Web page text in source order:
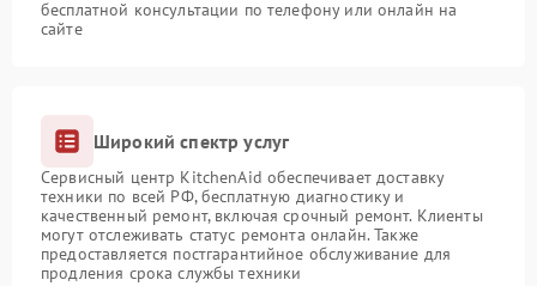
бесплатной консультации по телефону или онлайн на
сайте
Широкий спектр услуг
Сервисный центр KitchenAid обеспечивает доставку
техники по всей РФ, бесплатную диагностику и
качественный ремонт, включая срочный ремонт. Клиенты
могут отслеживать статус ремонта онлайн. Также
предоставляется постгарантийное обслуживание для
продления срока службы техники